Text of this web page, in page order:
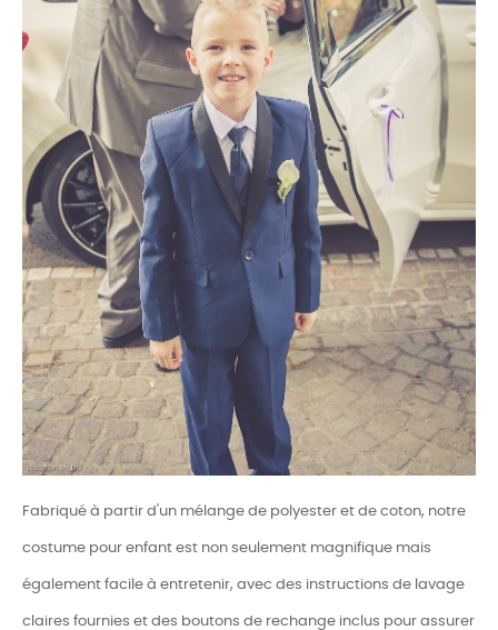
Fabriqué à partir d'un mélange de polyester et de coton, notre
costume pour enfant est non seulement magnifique mais
également facile à entretenir, avec des instructions de lavage
claires fournies et des boutons de rechange inclus pour assurer